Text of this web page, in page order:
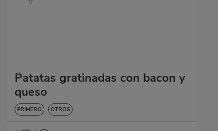
Patatas gratinadas con bacon y
queso
PRIMERO OTROS